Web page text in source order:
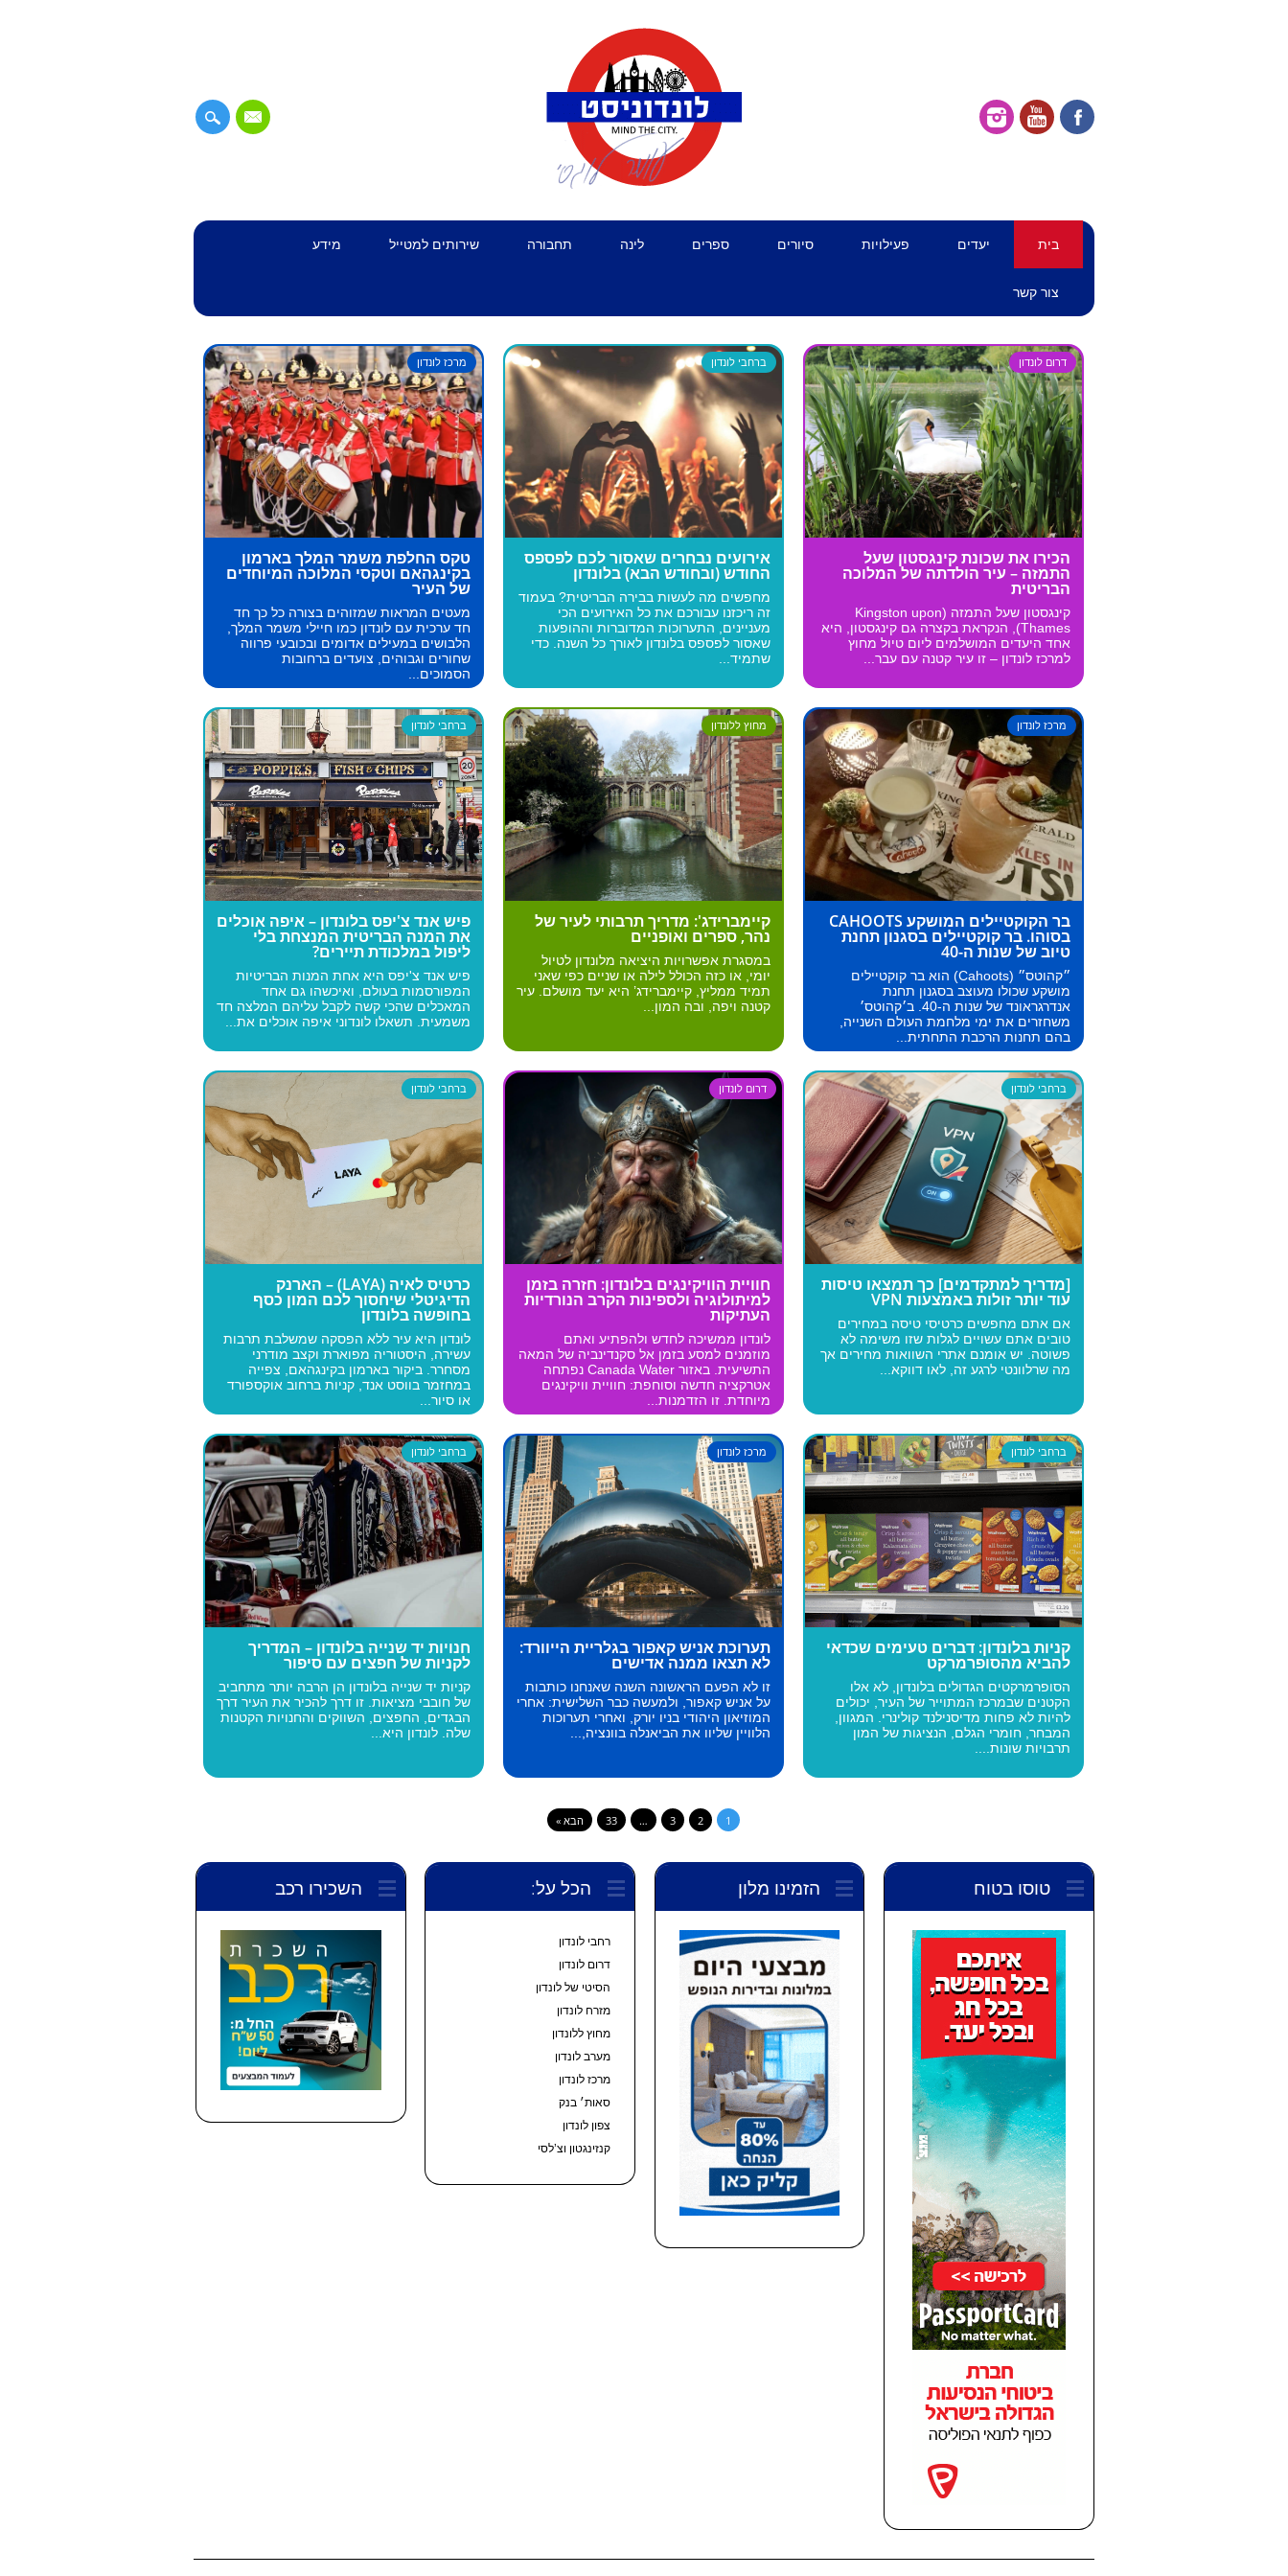
תפריט ראשי
דילוג
בית יעדים פעילויות סיורים ספרים לינה תחבורה שירותים למטייל מידע
צור קשר
מרכז לונדון
טקס החלפת משמר המלך בארמון
בקינגהאם וטקסי המלוכה המיוחדים
של העיר
מעטים המראות שמזוהים בצורה כל כך חד
חד ערכית עם לונדון כמו חיילי משמר המלך,
הלבושים במעילים אדומים ובכובעי פרווה
שחורים וגבוהים, צועדים ברחובות
הסמוכים...
ברחבי לונדון
אירועים נבחרים שאסור לכם לפספס
החודש (ובחודש הבא) בלונדון
מחפשים מה לעשות בבירה הבריטית? בעמוד
זה ריכזנו עבורכם את כל האירועים הכי
מעניינים, התערוכות המדוברות וההופעות
שאסור לפספס בלונדון לאורך כל השנה. כדי
שתמיד...
דרום לונדון
הכירו את שכונת קינגסטון שעל
התמזה – עיר הולדתה של המלוכה
הבריטית
קינגסטון שעל התמזה (Kingston upon
Thames), הנקראת בקצרה גם קינגסטון, היא
אחד היעדים המושלמים ליום טיול מחוץ
למרכז לונדון – זו עיר קטנה עם עבר...
ברחבי לונדון
פיש אנד צ'יפס בלונדון – איפה אוכלים
את המנה הבריטית המנצחת בלי
ליפול במלכודת תיירים?
פיש אנד צ'יפס היא אחת המנות הבריטיות
המפורסמות בעולם, ואיכשהו גם אחד
המאכלים שהכי קשה לקבל עליהם המלצה חד
משמעית. תשאלו לונדוני איפה אוכלים את...
מחוץ ללונדון
קיימברידג': מדריך תרבותי לעיר של
נהר, ספרים ואופניים
במסגרת אפשרויות היציאה מלונדון לטיול
יומי, או כזה הכולל לילה או שניים כפי שאני
תמיד ממליץ, קיימברידג’ היא יעד מושלם. עיר
קטנה ויפה, ובה המון...
מרכז לונדון
בר הקוקטיילים המושקע CAHOOTS
בסוהו. בר קוקטיילים בסגנון תחנת
טיוב של שנות ה-40
״קהוטס״ (Cahoots) הוא בר קוקטיילים
מושקע שכולו מעוצב בסגנון תחנת
אנדרגראונד של שנות ה-40. ב׳קהוטס׳
משחזרים את ימי מלחמת העולם השנייה,
בהם תחנות הרכבת התחתית...
ברחבי לונדון
כרטיס לאיה (LAYA) – הארנק
הדיגיטלי שיחסוך לכם המון כסף
בחופשה בלונדון
לונדון היא עיר ללא הפסקה שמשלבת תרבות
עשירה, היסטוריה מפוארת וקצב מודרני
מסחרר. ביקור בארמון בקינגהאם, צפייה
במחזמר בווסט אנד, קניות ברחוב אוקספורד
או סיור...
דרום לונדון
חוויית הוויקינגים בלונדון: חזרה בזמן
למיתולוגיה ולספינות הקרב הנורדיות
העתיקות
לונדון ממשיכה לחדש ולהפתיע ואתם
מוזמנים למסע בזמן אל סקנדינביה של המאה
התשיעית. באזור Canada Water נפתחה
אטרקציה חדשה וסוחפת: חוויית וויקינגים
מיוחדת. זו הזדמנות...
ברחבי לונדון
[מדריך למתקדמים] כך תמצאו טיסות
עוד יותר זולות באמצעות VPN
אם אתם מחפשים כרטיסי טיסה במחירים
טובים אתם עשויים לגלות שזו משימה לא
פשוטה. יש אומנם אתרי השוואות מחירים אך
מה שרלוונטי לרגע זה, לאו דווקא...
ברחבי לונדון
חנויות יד שנייה בלונדון – המדריך
לקניות של חפצים עם סיפור
קניות יד שנייה בלונדון הן הרבה יותר מתחביב
של חובבי מציאות. זו דרך להכיר את העיר דרך
הבגדים, החפצים, השווקים והחנויות הקטנות
שלה. לונדון היא...
מרכז לונדון
תערוכת אניש קאפור בגלריית הייוורד:
לא תצאו ממנה אדישים
זו לא הפעם הראשונה השנה שאנחנו כותבות
על אניש קאפור, ולמעשה כבר השלישית: אחרי
המוזיאון היהודי בניו יורק, ואחרי תערוכות
הלוויין שליוו את הביאנלה בוונציה,...
ברחבי לונדון
קניות בלונדון: דברים טעימים שכדאי
להביא מהסופרמרקט
הסופרמרקטים הגדולים בלונדון, לא אלו
הקטנים שבמרכז המתוייר של העיר, יכולים
להיות לא פחות מדיסנילנד קולינרי. המגוון,
המבחר, חומרי הגלם, הנציגות של המון
תרבויות שונות....
1
2
3
…
33 הבא »
טוסו בטוח הזמינו מלון הכל על:
רחבי לונדון
דרום לונדון
הסיטי של לונדון
מזרח לונדון
מחוץ ללונדון
מערב לונדון
מרכז לונדון
סאות׳ בנק
צפון לונדון
קנזינגטון וצ’לסי
השכירו רכב